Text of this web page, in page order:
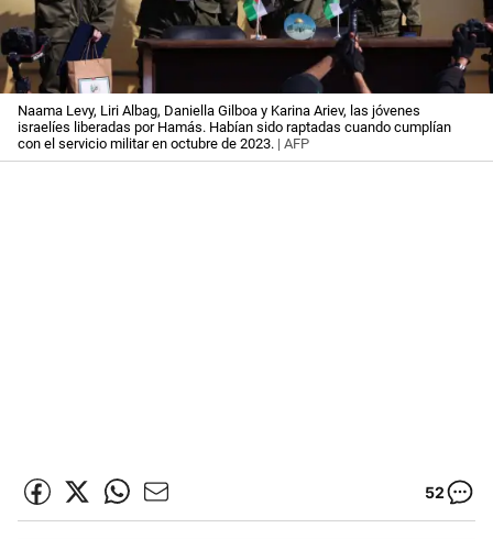
Naama Levy, Liri Albag, Daniella Gilboa y Karina Ariev, las jóvenes
israelíes liberadas por Hamás. Habían sido raptadas cuando cumplían
con el servicio militar en octubre de 2023. | AFP
52